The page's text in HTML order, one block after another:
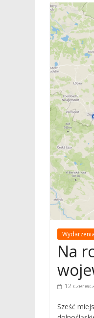
Wydarzenia
Na
12
Sześć